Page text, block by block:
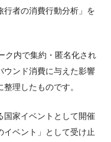
行者の消費行動分析」を
ク内で集約・匿名化され
ウンド消費に与えた影響
理したものです。
国家イベントとして開催
イベント」として受け止